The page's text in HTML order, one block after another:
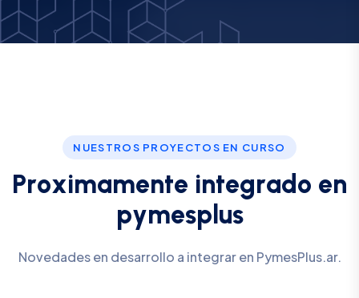
NUESTROS PROYECTOS EN CURSO
Proximamente integrado en
pymesp us
Novedades en desarrollo a integrar en PymesPlus.ar.